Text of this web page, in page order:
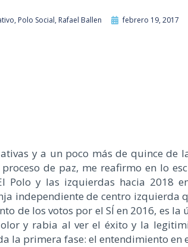
, Polo Social, Rafael Ballen febrero 19, 2017
y a un poco más de quince
de paz, me reafirmo en lo
Polo y las izquierdas hacia 2018
independiente de centro izquierda
de los votos por el SÍ en 2016, es
y rabia al ver el éxito y la
la primera fase: el entendimiento en